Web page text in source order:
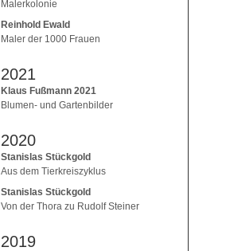
Malerkolonie
Reinhold Ewald
Maler der 1000 Frauen
2021
Klaus Fußmann 2021
Blumen- und Gartenbilder
2020
Stanislas Stückgold
Aus dem Tierkreiszyklus
Stanislas Stückgold
Von der Thora zu Rudolf Steiner
2019